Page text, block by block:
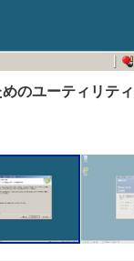
のユーティリテ